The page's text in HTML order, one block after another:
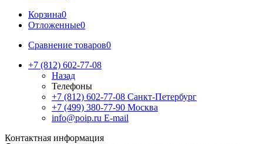
Корзина0
Отложенные0
Сравнение товаров0
+7 (812) 602-77-08
Назад
Телефоны
+7 (812) 602-77-08 Санкт-Петербург
+7 (499) 380-77-90 Москва
info@poip.ru E-mail
Контактная информация